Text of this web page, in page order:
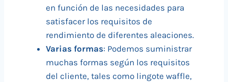
en función de las necesidades para
satisfacer los requisitos de
rendimiento de diferentes aleaciones.
Varias formas: Podemos suministrar
muchas formas según los requisitos
del cliente, tales como lingote waffle,